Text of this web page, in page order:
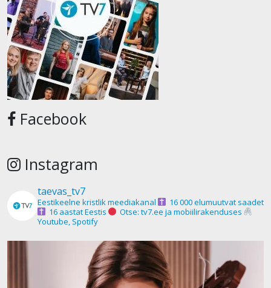
Facebook
Instagram
taevas_tv7
Eestikeelne kristlik meediakanal
16 000 elumuutvat saadet
16 aastat Eestis
Otse: tv7.ee ja mobiilirakenduses
Youtube, Spotify